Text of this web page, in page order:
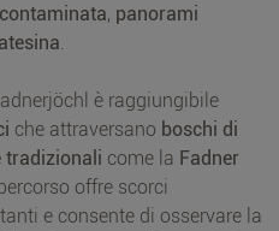
, panorami
è raggiungibile
che attraversano boschi di
tradizionali come la Fadner
offre scorci
e consente di osservare la